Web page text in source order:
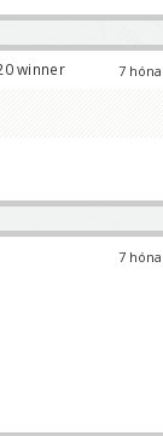
7
winner
7